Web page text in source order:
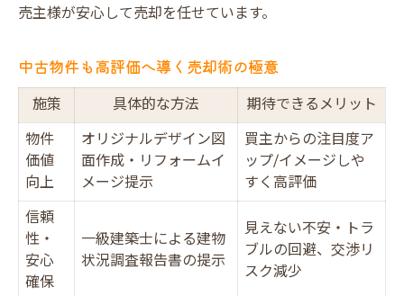
売主様が安心して売却を任せています。
中古物件も高評価へ導く売却術の極意
施策 具体的な方法
期待できるメリット
物件
価値
向上
オリジナルデザイン図
面作成・リフォームイ
メージ提示
買主からの注目度ア
ップ/イメージしや
すく高評価
信頼
性・
安心
確保
一級建築士による建物
状況調査報告書の提示
見えない不安・トラ
ブルの回避、交渉リ
スク減少